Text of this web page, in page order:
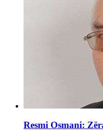
Resmi Osmani: